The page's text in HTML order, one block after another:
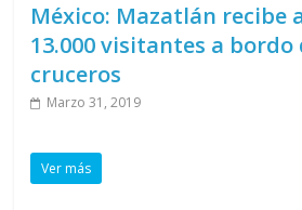
México: Mazatlán recibe
13.000 visitantes a bordo
cruceros
Marzo 31, 2019
Ver más